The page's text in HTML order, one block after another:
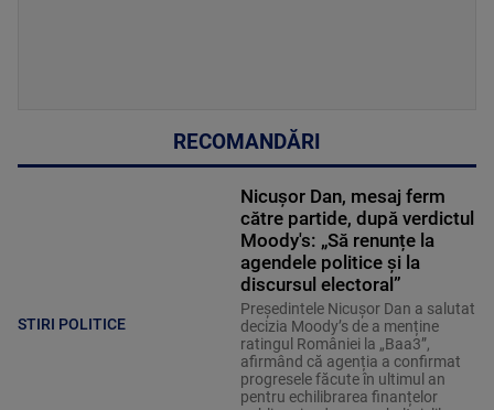
RECOMANDĂRI
STIRI POLITICE
Nicușor Dan, mesaj ferm
către partide, după verdictul
Moody's: „Să renunțe la
agendele politice şi la
discursul electoral”
Președintele Nicușor Dan a salutat
decizia Moody’s de a menține
ratingul României la „Baa3”,
afirmând că agenția a confirmat
progresele făcute în ultimul an
pentru echilibrarea finanțelor